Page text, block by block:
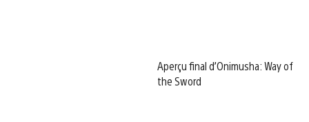
Aperçu final d’Onimusha: Way of
the Sword